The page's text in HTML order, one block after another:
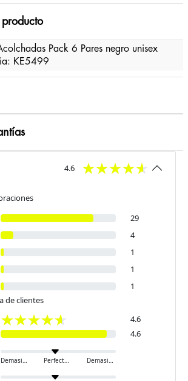
Pack 6 Pares negro unisex
KE5499
4.6
29
4
1
1
1
de clientes
4.6
4.6
Demasiado pequeño Perfecto Demasiado grande